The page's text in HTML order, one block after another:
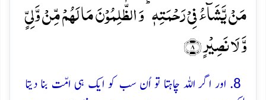
مَنۡ یَّشَآءُ فِیۡ رَحۡمَتِہٖ ؕ وَ الظّٰلِمُوۡنَ مَا لَہُمۡ مِّنۡ وَّلِیٍّ
وَّ لَا نَصِیۡرٍ ﴿۸﴾
8. اور اگر اللہ چاہتا تو اُن سب کو ایک ہی امّت بنا دیتا